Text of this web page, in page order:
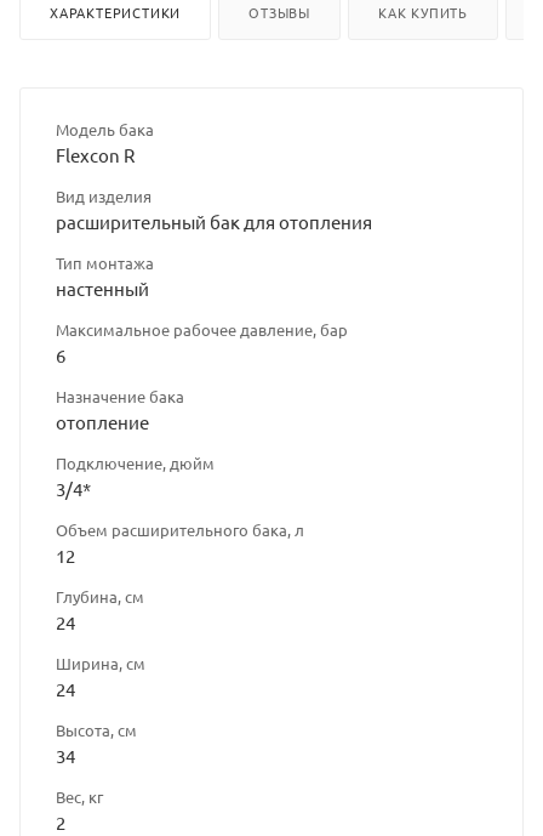
ХАРАКТЕРИСТИКИ ОТЗЫВЫ КАК КУПИТЬ
Модель бака
Flexcon R
Вид изделия
расширительный бак для отопления
Тип монтажа
настенный
Максимальное рабочее давление, бар
6
Назначение бака
отопление
Подключение, дюйм
3/4*
Объем расширительного бака, л
12
Глубина, см
24
Ширина, см
24
Высота, см
34
Вес, кг
2